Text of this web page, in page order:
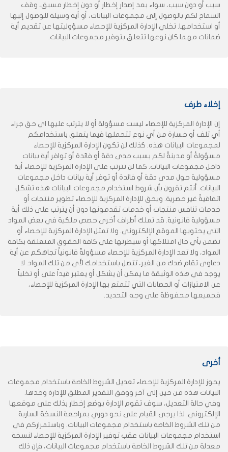
سبب أو دون سبب، سواء بعد إصدار إخطار أو دون إخطار مسبق، وقف
السماح لكم بالوصول إلى مجموعات البيانات، أو أية وسيلة للوصول إليها
أو استخدامها. تخلي الإدارة المركزية للإحصاء مسؤوليتها عن تقديم أية
ضمانات مهما كان نوعها تتعلق بتوفير مجموعات البيانات.
إخلاء طرف
إن الإدارة المركزية للإحصاء ليست مسؤولة أو لا يترتب عليها اي حق جراء
أي تلف أو خسارة من أي نوع تتحملها فيما يتعلق باستخدامكم
لمجموعات البيانات هذه. كذلك لن تكون الإدارة المركزية للإحصاء
مسؤولةً أو مدينةً لكم بسبب مدى دقة أو فائدة أو توافر أية بيانات
داخل مجموعات البيانات. كما لن تترتب على الإدارة المركزية للإحصاء أية
مسؤولية حول مدى دقة أو فائدة أو توفر أية بيانات داخل مجموعات
البيانات. أنتم تقرون بأن شروط استخدام مجموعات البيانات هذه تشكل
اتفاقيةً غير حصرية. ويحق للإدارة المركزية للإحصاء تطوير منتجات أو
خدمات تنافس منتجات أو خدمات تقدمونها دون أن يترتب على ذلك أية
مسؤولية قانونية. قد تملك أطراف أخرى حصص ملكية في بعض المواد
التي يحتويها الموقع الإلكتروني. ولا تمثل الإدارة المركزية للإحصاء أو
تضمن بأي حال امتلاكها أو سيطرتها على كافة الحقوق المتعلقة بكافة
المواد، ولا تعد الإدارة المركزية للإحصاء مسؤولةً قانونياً تجاهكم عن أية
دعاوى تقام ضدك من الغير، تتصل باستخدامك لأي من تلك المواد. لا
يوجد في هذه الوثيقة ما يمكن أن يشكل أو يعتبر قيداً على أو تخلياً
عن الامتيازات أو الحصانات التي تتمتع بها الإدارة المركزية للإحصاء،
فجميعها محفوظة على وجه التحديد.
أخرى
يجوز للإدارة المركزية للإحصاء تعديل الشروط الخاصة باستخدام مجموعات
البيانات هذه من حين إلى آخر ووفق التقدير المطلق للإدارة وحدها.
وفي حالة التعديل، سوف تقوم الإدارة بوضع إخطار بذلك على موقعها
الإلكتروني. لذا يرجى القيام على نحو دوري بمراجعة النسخة السارية
من تلك الشروط الخاصة باستخدام مجموعات البيانات. وباستمراركم في
استخدام مجموعات البيانات عقب توفير الإدارة المركزية للإحصاء لنسخة
معدلة من تلك الشروط الخاصة باستخدام مجموعات البيانات، فإن ذلك